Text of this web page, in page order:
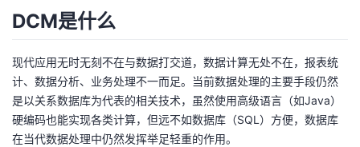
我
的
博
客
我
的
论
我
的
我
DCM是什么
现代应用无时无刻不在与数据打交道，数据计算无处不在，报表统
计、数据分析、业务处理不一而足。当前数据处理的主要手段仍然
是以关系数据库为代表的相关技术，虽然使用高级语言（如Java）
硬编码也能实现各类计算，但远不如数据库（SQL）方便，数据库
在当代数据处理中仍然发挥举足轻重的作用。